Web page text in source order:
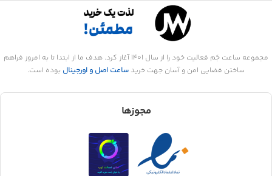
مجموعه ساعت جَم فعالیت خود را از سال 1401 آغاز کرد. هدف ما از ابتدا تا به امروز فراهم
ساختن فضایی امن و آسان جهت خرید ساعت اصل و اورجینال بوده است.
مجوزها